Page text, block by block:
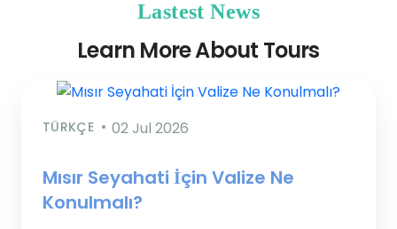
Lastest News
Learn More About Tours
TÜRKÇE 02 Jul 2026
Mısır Seyahati İçin Valize Ne
Konulmalı?